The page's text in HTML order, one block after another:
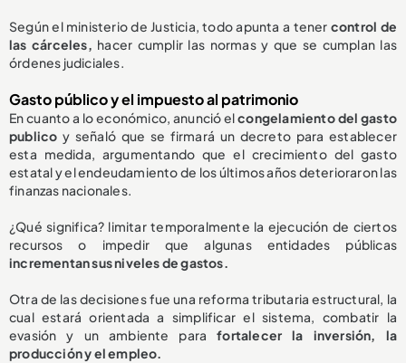
Según el ministerio de Justicia, todo apunta a tener control de
las cárceles, hacer cumplir las normas y que se cumplan las
órdenes judiciales.
Gasto público y el impuesto al patrimonio
En cuanto a lo económico, anunció elcongelamiento del gasto
publico y señaló que se firmará un decreto para establecer
esta medida, argumentando que el crecimiento del gasto
estatal y el endeudamiento de los últimos años deterioraron las
finanzas nacionales.
¿Qué significa? limitar temporalmente la ejecución de ciertos
recursos o impedir que algunas entidades públicas
incrementan sus niveles de gastos.
Otra de las decisiones fue una reforma tributaria estructural, la
cual estará orientada a simplificar el sistema, combatir la
evasión y un ambiente parafortalecer la inversión, la
producción y el empleo.